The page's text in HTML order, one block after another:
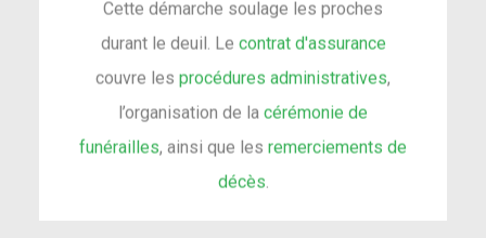
contrat d'assurance
l’organisation de la
funérailles